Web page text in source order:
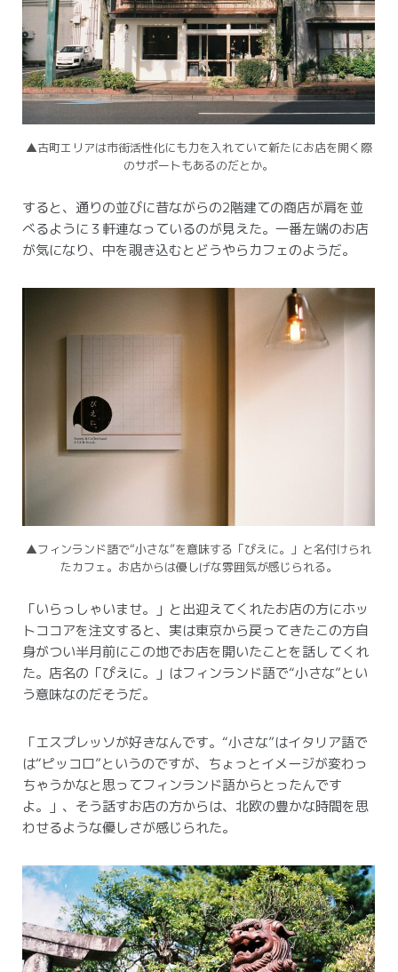
▲古町エリアは市街活性化にも力を入れていて新たにお店を開く際
のサポートもあるのだとか。
すると、通りの並びに昔ながらの2階建ての商店が肩を並
べるように３軒連なっているのが見えた。一番左端のお店
が気になり、中を覗き込むとどうやらカフェのようだ。
▲フィンランド語で“小さな”を意味する「ぴえに。」と名付けられ
たカフェ。 お店からは優しげな雰囲気が感じられる。
「いらっしゃいませ。」と出迎えてくれたお店の方にホッ
トココアを注文すると、実は東京から戻ってきたこの方自
身がつい半月前にこの地でお店を開いたことを話してくれ
た。 店名の「ぴえに。」はフィンランド語で“小さな”とい
う意味なのだそうだ。
「エスプレッソが好きなんです。“小さな”はイタリア語で
は“ピッコロ”というのですが、ちょっとイメージが変わっ
ちゃうかなと思ってフィンランド語からとったんです
よ。」、そう話すお店の方からは、北欧の豊かな時間を思
わせるような優しさが感じられた。